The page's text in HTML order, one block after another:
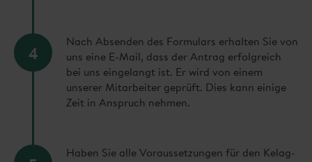
4
Nach Absenden des Formulars erhalten Sie von
uns eine E-Mail, dass der Antrag erfolgreich
bei uns eingelangt ist. Er wird von einem
unserer Mitarbeiter geprüft. Dies kann einige
Zeit in Anspruch nehmen.
Haben Sie alle Voraussetzungen für den Kelag-